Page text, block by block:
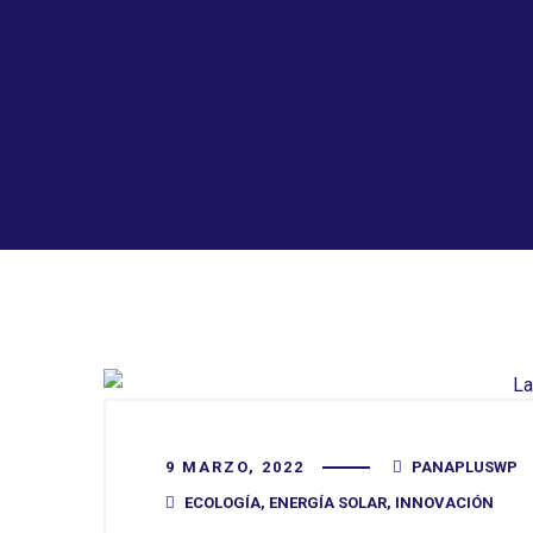
9 MARZO, 2022 PANAPLUSWP
ECOLOGÍA, ENERGÍA SOLAR, INNOVACIÓN